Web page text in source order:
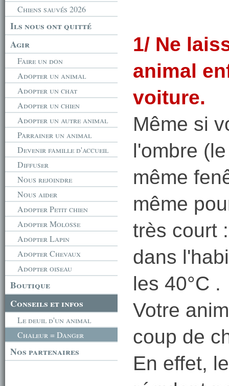
Chiens sauvés 2026
Ils nous ont quitté
Agir
Faire un don
Adopter un animal
Adopter un chat
Adopter un chien
Adopter un autre animal
Parrainer un animal
Devenir famille d'accueil
Diffuser
Nous rejoindre
Nous aider
Adopter Petit chien
Adopter Molosse
Adopter Lapin
Adopter Chevaux
Adopter oiseau
Boutique
Conseils et infos
Le deuil d'un animal
Chaleur = Danger
Nos partenaires
1/ Ne
animal
voiture.
Même si
l'ombre
même
même
très court
dans
les 40°C .
Votre
coup de
En effet,